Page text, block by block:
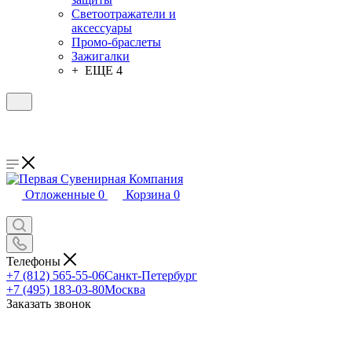
Светоотражатели и
аксессуары
Промо-браслеты
Зажигалки
+ ЕЩЕ 4
Отложенные 0 Корзина 0
Телефоны
+7 (812) 565-55-06Санкт-Петербург
+7 (495) 183-03-80Москва
Заказать звонок